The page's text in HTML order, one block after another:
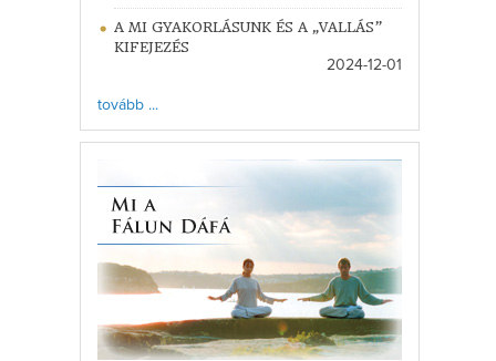
A MI GYAKORLÁSUNK ÉS A „VALLÁS”
KIFEJEZÉS
2024-12-01
tovább ...